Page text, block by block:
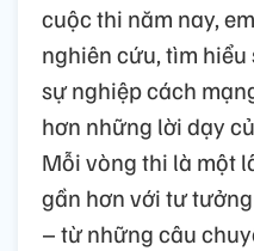
cuộc thi năm nay,
nghiên cứu, tìm
sự nghiệp cách
hơn những lời dạy
Mỗi vòng thi là một
gần hơn với tư
– từ những câu